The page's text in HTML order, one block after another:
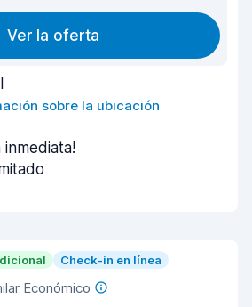
Ver la oferta
sobre la ubicación
inmediata!
Check-in en línea
Económico